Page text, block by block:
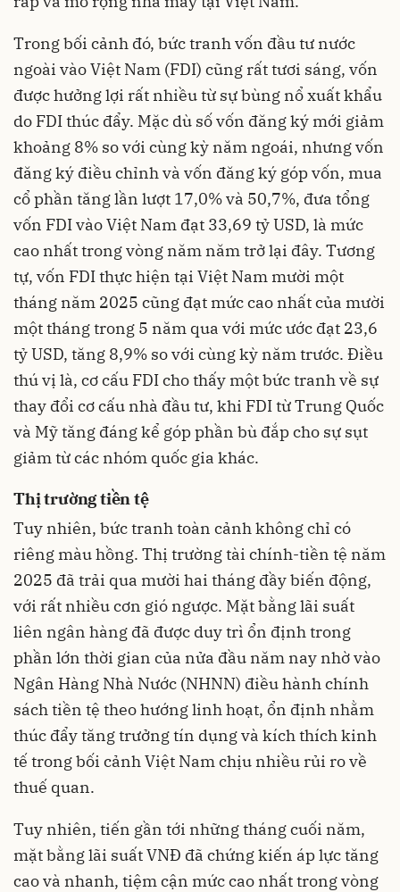
Trong bối cảnh đó, bức tranh vốn đầu tư nước
ngoài vào Việt Nam (FDI) cũng rất tươi sáng, vốn
được hưởng lợi rất nhiều từ sự bùng nổ xuất khẩu
do FDI thúc đẩy. Mặc dù số vốn đăng ký mới giảm
khoảng 8% so với cùng kỳ năm ngoái, nhưng vốn
đăng ký điều chỉnh và vốn đăng ký góp vốn, mua
cổ phần tăng lần lượt 17,0% và 50,7%, đưa tổng
vốn FDI vào Việt Nam đạt 33,69 tỷ USD, là mức
cao nhất trong vòng năm năm trở lại đây. Tương
tự, vốn FDI thực hiện tại Việt Nam mười một
tháng năm 2025 cũng đạt mức cao nhất của mười
một tháng trong 5 năm qua với mức ước đạt 23,6
tỷ USD, tăng 8,9% so với cùng kỳ năm trước. Điều
thú vị là, cơ cấu FDI cho thấy một bức tranh về sự
thay đổi cơ cấu nhà đầu tư, khi FDI từ Trung Quốc
và Mỹ tăng đáng kể góp phần bù đắp cho sự sụt
giảm từ các nhóm quốc gia khác.
Thị trường tiền tệ
Tuy nhiên, bức tranh toàn cảnh không chỉ có
riêng màu hồng. Thị trường tài chính-tiền tệ năm
2025 đã trải qua mười hai tháng đầy biến động,
với rất nhiều cơn gió ngược. Mặt bằng lãi suất
liên ngân hàng đã được duy trì ổn định trong
phần lớn thời gian của nửa đầu năm nay nhờ vào
Ngân Hàng Nhà Nước (NHNN) điều hành chính
sách tiền tệ theo hướng linh hoạt, ổn định nhằm
thúc đẩy tăng trưởng tín dụng và kích thích kinh
tế trong bối cảnh Việt Nam chịu nhiều rủi ro về
thuế quan.
Tuy nhiên, tiến gần tới những tháng cuối năm,
mặt bằng lãi suất VNĐ đã chứng kiến áp lực tăng
cao và nhanh, tiệm cận mức cao nhất trong vòng